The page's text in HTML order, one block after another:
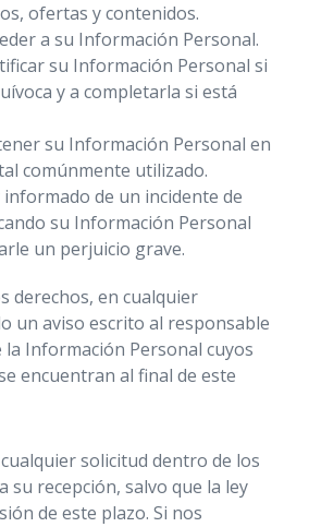
ofertas y contenidos.
a su Información Personal.
su Información Personal si
y a completarla si está
su Información Personal en
comúnmente utilizado.
informado de un incidente de
su Información Personal
un perjuicio grave.
derechos, en cualquier
un aviso escrito al responsable
la Información Personal cuyos
encuentran al final de este
solicitud dentro de los
su recepción, salvo que la ley
de este plazo. Si nos